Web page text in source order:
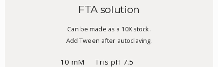
FTA solution
Can be made as a 10X stock.
Add Tween after autoclaving.
10 mM
Tris pH 7.5